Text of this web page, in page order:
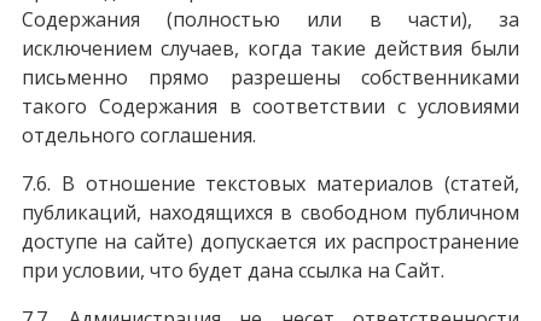
Содержания (полностью или в части), за
исключением случаев, когда такие действия были
письменно прямо разрешены собственниками
такого Содержания в соответствии с условиями
отдельного соглашения.
7.6. В отношение текстовых материалов (статей,
публикаций, находящихся в свободном публичном
доступе на сайте) допускается их распространение
при условии, что будет дана ссылка на Сайт.